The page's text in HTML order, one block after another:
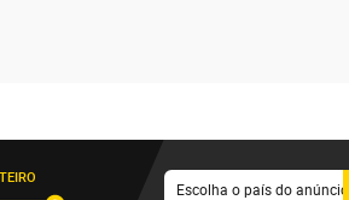
Escolha o país do anúncio